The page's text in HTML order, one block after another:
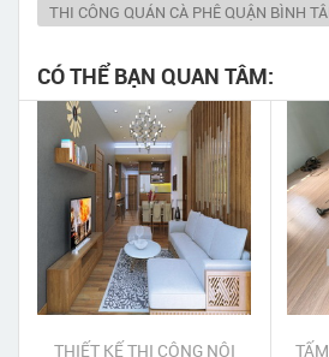
THI CÔNG QUÁN CÀ PHÊ QUẬN BÌNH
CÓ THỂ BẠN QUAN TÂM:
THIẾT KẾ THI CÔNG NỘI